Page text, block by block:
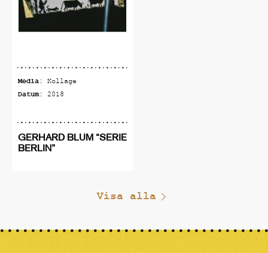
Media: Kollage
Datum: 2018
GERHARD BLUM “SERIE
BERLIN”
Visa alla